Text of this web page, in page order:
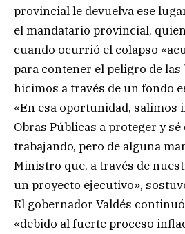
provincial le devuelva ese
el mandatario provincial,
cuando ocurrió el colapso
para contener el peligro de las
hicimos a través de un fondo
«En esa oportunidad, salimos
Obras Públicas a proteger y
trabajando, pero de alguna
Ministro que, a través de
un proyecto ejecutivo»,
El gobernador Valdés
«debido al fuerte proceso